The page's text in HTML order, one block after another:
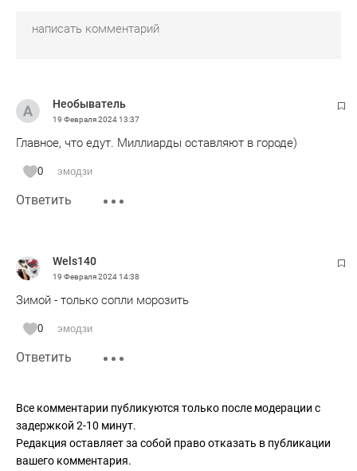
Необыватель
19 Февраля 202413:37
Главное, что едут. Миллиарды оставляют в городе)
0 эмодзи
Ответить
Wels140
19 Февраля 202414:38
Зимой - только сопли морозить
0 эмодзи
Ответить
Все комментарии публикуются только после модерации с
задержкой 2-10 минут.
Редакция оставляет за собой право отказать в публикации
вашего комментария.